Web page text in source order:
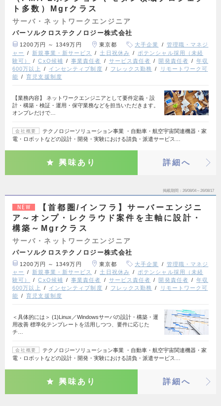
ト多数）Mgrクラス
サーバ・ネットワークエンジニア
パーソルクロステクノロジー株式会社
1200万円 ～ 1349万円 東京都 大手企業
管理職・マネジ
ャー
新規事業・新サービス 土日祝休み
ポテンシャル採用（未経
験可）
CxO候補 事業責任者 サービス責任者 開発責任者
年収
600万以上
インセンティブ制度 フレックス勤務
リモートワーク可
能
育児支援制度
【業務内容】 ネットワークエンジニアとして要件定義・設
計・構築・検証・運用・保守業務などを担当いただきます。
オンプレだけで…
会社概要
テクノロジーソリューション事業 ・自動車・航空宇宙関連機器・家
電・ロボットなどの設計・開発・実験における請負・派遣サービス…
興味あり 詳細へ
掲載期間 26/08/04～26/08/17
NEW
【首都圏/インフラ】サーバーエンジニ
ア～オンプ・レクラウド案件を主軸に設計・
構築～Mgrクラス
サーバ・ネットワークエンジニア
パーソルクロステクノロジー株式会社
1200万円 ～ 1349万円 東京都 大手企業
管理職・マネジ
ャー
新規事業・新サービス 土日祝休み
ポテンシャル採用（未経
験可）
CxO候補 事業責任者 サービス責任者 開発責任者
年収
600万以上
インセンティブ制度 フレックス勤務
リモートワーク可
能
育児支援制度
＜具体的には＞ (1)Linux／Windowsサーバの設計・構築・運
用改善 標準化テンプレートを活用しつつ、要件に応じた
チ…
会社概要
テクノロジーソリューション事業 ・自動車・航空宇宙関連機器・家
電・ロボットなどの設計・開発・実験における請負・派遣サービス…
興味あり 詳細へ